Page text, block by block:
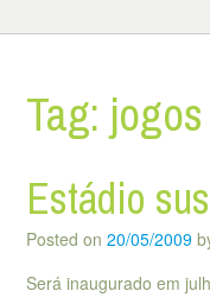
Tag:
Estádio
Posted on 20/05/2009
Será inaugurado em